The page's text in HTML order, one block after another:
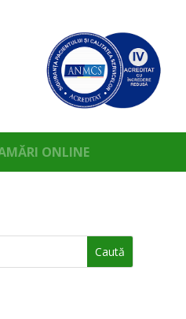
ONLINE